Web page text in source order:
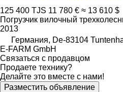
125 400 TJS 11 780 € ≈ 13 610 $
Погрузчик вилочный
2013
Германия, De-83104
E-FARM GmbH
Связаться с продавцом
Продаете технику?
Делайте это вместе с нами!
Разместить объявление